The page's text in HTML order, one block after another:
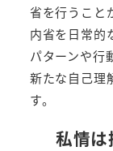
省を行うこと
内省を日常的
パターンや行
新たな自己理
す。
私情